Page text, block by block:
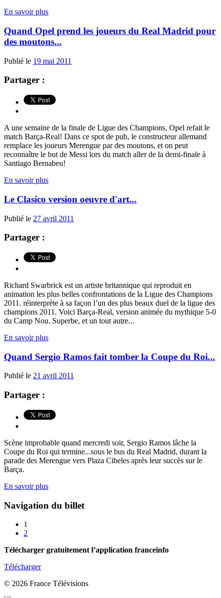
En savoir plus
Quand Opel prend les joueurs du Real Madrid pour
des moutons...
Publié le 19 mai 2011
Partager :
A une semaine de la finale de Ligue des Champions, Opel refait le
match Barça-Real! Dans ce spot de pub, le constructeur allemand
remplace les joueurs Merengue par des moutons, et on peut
reconnaître le but de Messi lors du match aller de la demi-finale à
Santiago Bernabeu!
En savoir plus
Le Clasico version oeuvre d'art...
Publié le 27 avril 2011
Partager :
Richard Swarbrick est un artiste britannique qui reproduit en
animation les plus belles confrontations de la Ligue des Champions
2011. réinterprète à sa façon l’un des plus beaux duel de la ligue des
champions 2011. Voici Barça-Real, version animée du mythique 5-0
du Camp Nou. Superbe, et un tout autre...
En savoir plus
Quand Sergio Ramos fait tomber la Coupe du Roi...
Publié le 21 avril 2011
Partager :
Scène improbable quand mercredi soir, Sergio Ramos lâche la
Coupe du Roi qui termine...sous le bus du Real Madrid, durant la
parade des Merengue vers Plaza Cibeles après leur succès sur le
Barça.
En savoir plus
Navigation du billet
1
2
Télécharger gratuitement l’application franceinfo
Télécharger
© 2026 France Télévisions